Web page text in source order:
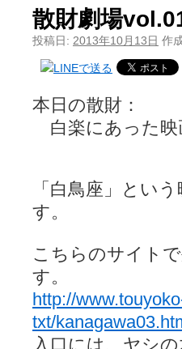
散財劇場
投稿日: 2013年10月13日 作
本日の散財：
白楽にあった映
「白鳥座」とい
す。
こちらのサイト
す。
http://
txt/
入口には、ヤシ